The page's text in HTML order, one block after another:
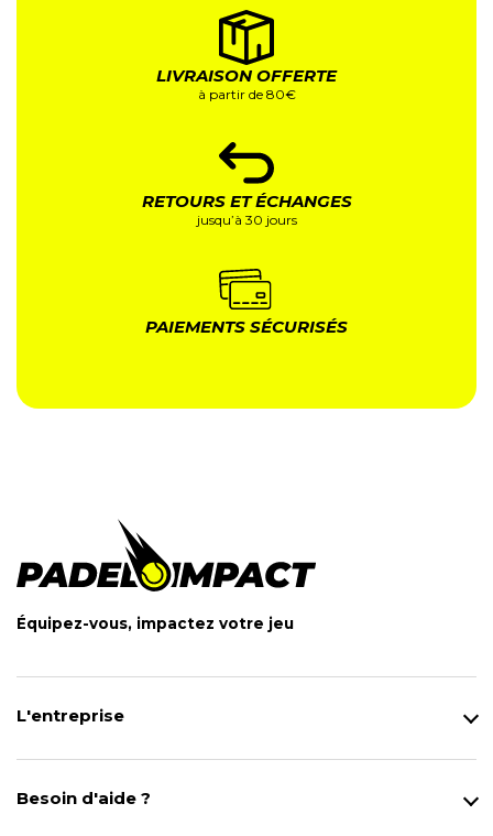
LIVRAISON OFFERTE
à partir de 80€
RETOURS ET ÉCHANGES
jusqu’à 30 jours
PAIEMENTS SÉCURISÉS
Équipez-vous, impactez votre jeu
L'entreprise
Besoin d'aide ?